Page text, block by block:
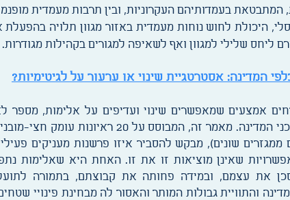
בעמדותיהם העקרוניות, ובין תרבות מעמדית
היכולת לחוש נוחות מעמדית באזור מגוון תלויה
ליחס שלילי למגוון ואף לשאיפה למגורים בקהילות מגודרות.
המדינה: אסטרטגיית שינוי או ערעור על לגיטימיות?
אמצעים שמאפשרים שינוי ועדיפים על אלימות, מספר
חברתיות שונות מתנגש באלימות עם סוכני המדינה.
עם פעילים ממגזרים שונים), מבקש להסביר איזו פרשנות מעניקים
שאינן מוציאות זו את זו. האחת היא שאלימות
לסכן את עצמם, ובמידה פחותה את קבוצתם, בתמורה
והתוויית גבולות המותר והאסור לה מבחינת פינויי